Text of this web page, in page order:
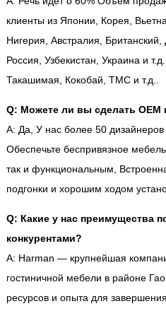
клиенты из Японии, Корея,
Нигерия, Австралия,
Россия, Узбекистан, Украина и
Такашимая, Кокобай, ТМС и т.д..
Q: Можете ли вы сделать OEM
A: Да, У нас более 50
Обеспечьте беспривязное
так и функциональным,
подгонки и хорошим ходом
Q: Какие у нас преимущества
конкурентами?
A: Harman — крупнейшая
гостиничной мебели в районе
ресурсов и опыта для